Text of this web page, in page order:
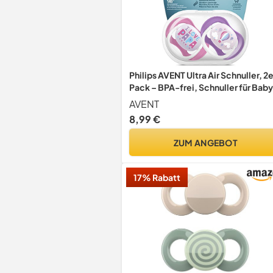
Philips AVENT Ultra Air Schnuller,
Pack – BPA-frei, Schnuller für
von 6–18 Monate, Ballon/Papa
(Modell SCF080/04)
AVENT
8,99 €
ZUM ANGEBOT
17% Rabatt